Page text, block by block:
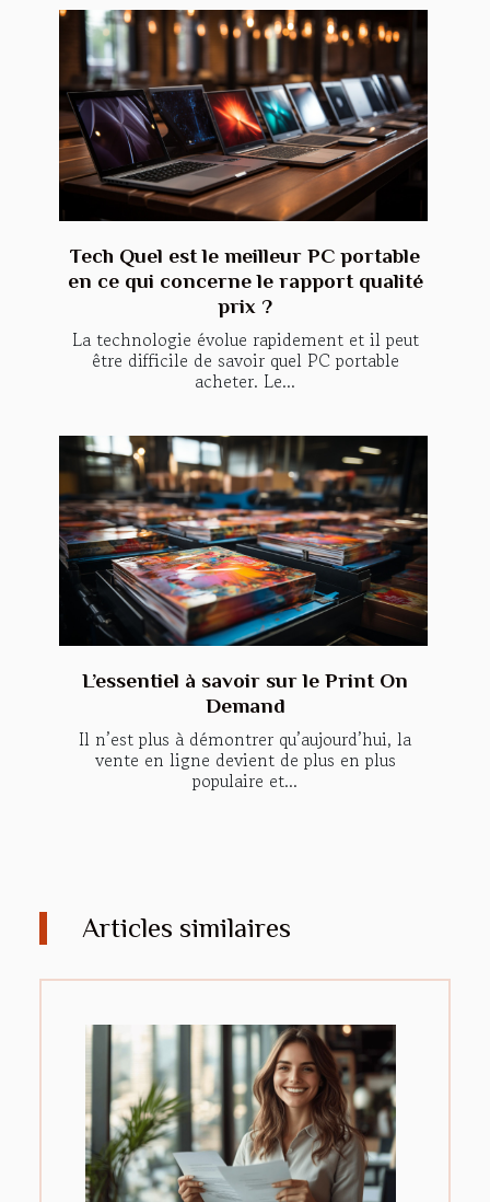
Tech Quel est le meilleur PC portable
en ce qui concerne le rapport qualité
prix ?
La technologie évolue rapidement et il peut
être difficile de savoir quel PC portable
acheter. Le...
L’essentiel à savoir sur le Print On
Demand
Il n’est plus à démontrer qu’aujourd’hui, la
vente en ligne devient de plus en plus
populaire et...
Articles similaires